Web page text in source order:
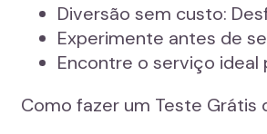
Diversão sem custo:
Experimente antes de
Encontre o serviço
Como fazer um Teste Grátis